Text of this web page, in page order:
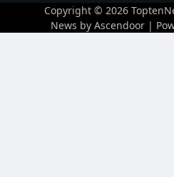
Copyright © 2026
News by Ascendoor |